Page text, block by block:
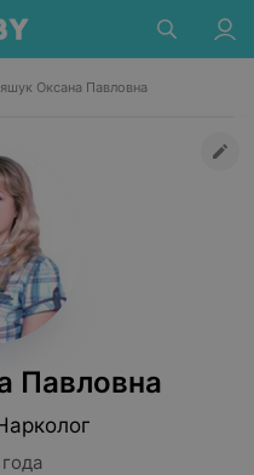
Оксана Павловна
Павловна